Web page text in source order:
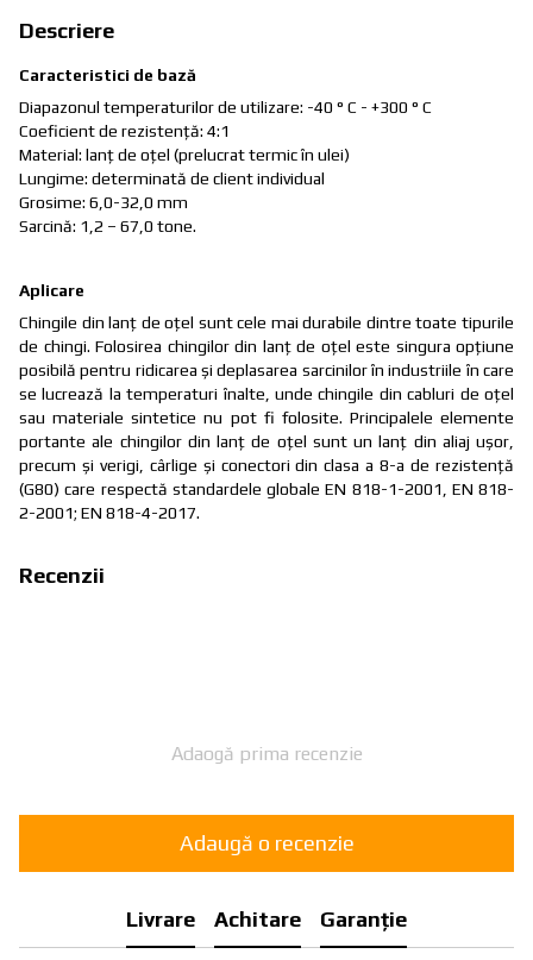
Descriere
Caracteristici de bază
Diapazonul temperaturilor de utilizare: -40 ° С - +300 ° С
Coeficient de rezistenţă: 4:1
Material: lanț de oțel (prelucrat termic în ulei)
Lungime: determinată de client individual
Grosime: 6,0-32,0 mm
Sarcină: 1,2 – 67,0 tone.
Aplicare
Chingile din lanț de oțel sunt cele mai durabile dintre toate tipurile
de chingi. Folosirea chingilor din lanț de oțel este singura opțiune
posibilă pentru ridicarea și deplasarea sarcinilor în industriile în care
se lucrează la temperaturi înalte, unde chingile din cabluri de oțel
sau materiale sintetice nu pot fi folosite. Principalele elemente
portante ale chingilor din lanț de oțel sunt un lanț din aliaj ușor,
precum și verigi, cârlige și conectori din clasa a 8-a de rezistență
(G80) care respectă standardele globale EN 818-1-2001, EN 818-
2-2001; EN 818-4-2017.
Recenzii
Adaogă prima recenzie
Adaugă o recenzie
Livrare Achitare Garanție